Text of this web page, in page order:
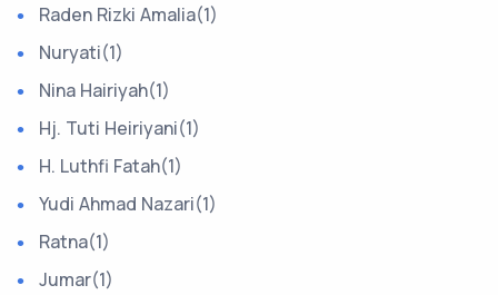
Raden Rizki Amalia(1)
Nuryati(1)
Nina Hairiyah(1)
Hj. Tuti Heiriyani(1)
H. Luthfi Fatah(1)
Yudi Ahmad Nazari(1)
Ratna(1)
Jumar(1)